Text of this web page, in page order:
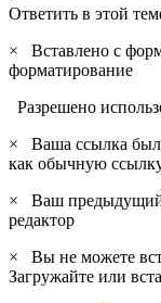
Ответить в этой
×
Вставлено с
форматирование
Разрешено
×
Ваша ссылка
как обычную
×
Ваш предыдущий
редактор
×
Вы не можете
Загружайте или